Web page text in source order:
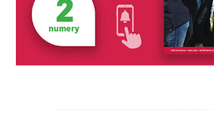
Koszyk
Moje konto